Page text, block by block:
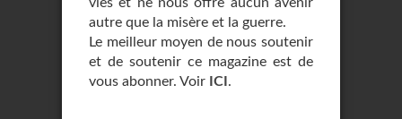
autre que la misère et la guerre.
Le meilleur moyen de nous soutenir
et de soutenir ce magazine est de
vous abonner. Voir ICI .